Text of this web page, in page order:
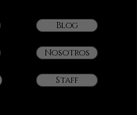
Blog
Nosotros
Staff